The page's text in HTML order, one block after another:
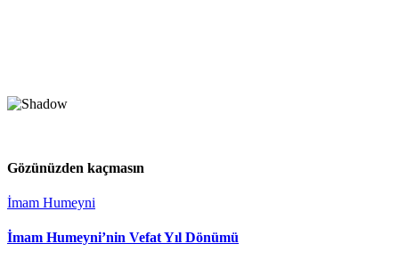
Gözünüzden kaçmasın
İmam Humeyni
İmam Humeyni’nin Vefat Yıl Dönümü